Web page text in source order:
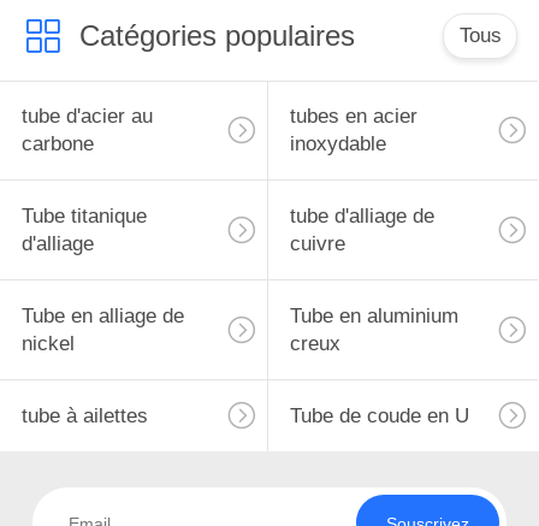
Catégories populaires Tous
tube d'acier au
carbone
tubes en acier
inoxydable
Tube titanique
d'alliage
tube d'alliage de
cuivre
Tube en alliage de
nickel
Tube en aluminium
creux
tube à ailettes Tube de coude en U